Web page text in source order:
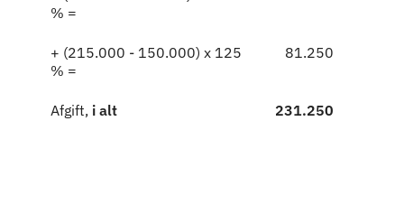
% =
+ (215.000 - 150.000) x 125
% =
81.250
Afgift, i alt 231.250